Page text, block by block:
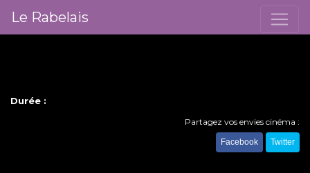
Le Rabelais
Durée :
Partagez vos envies cinéma :
Facebook Twitter